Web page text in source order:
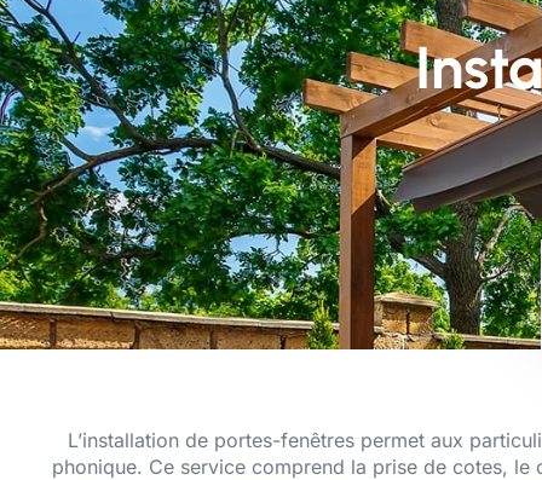
L’installation de portes-fenêtres permet aux
phonique. Ce service comprend la prise de cotes, le